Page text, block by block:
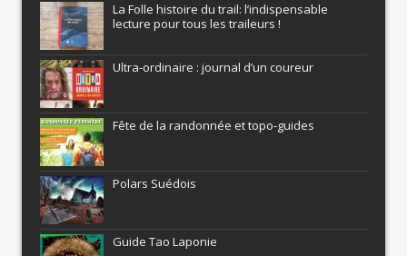
La Folle histoire du trail: l’indispensable
lecture pour tous les traileurs !
Ultra-ordinaire : journal d’un coureur
Fête de la randonnée et topo-guides
Polars Suédois
Guide Tao Laponie